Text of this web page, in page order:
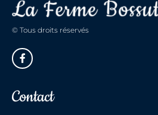
© Tous droits réservés
Contact